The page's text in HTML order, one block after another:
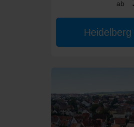
Kosten für
Die Preise für
Alternativen
Wenn Sie eine
ab